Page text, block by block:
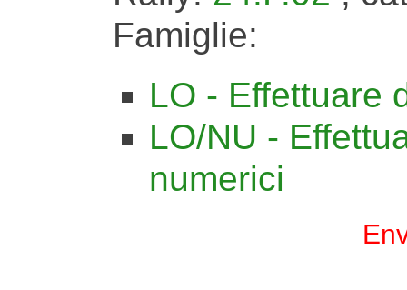
Famiglie:
LO - Effettuare
LO/NU -
numerici